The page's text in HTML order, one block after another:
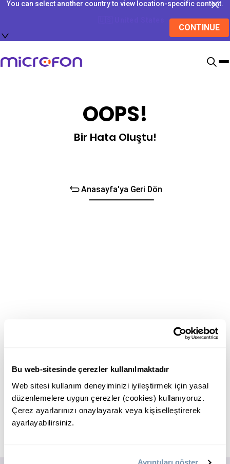
Bu web-sitesinde çerezler kullanılmaktadır
Web sitesi kullanım deneyiminizi iyileştirmek için yasal
düzenlemelere uygun çerezler (cookies) kullanıyoruz.
Çerez ayarlarınızı onaylayarak veya kişiselleştirerek
ayarlayabilirsiniz.
You can select another country to view location-specific content.
CONTINUE
OOPS!
Bir Hata Oluştu!
Anasayfa'ya Geri Dön